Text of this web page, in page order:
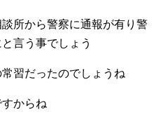
所から警察に通報が有り警
言う事でしょう
習だったのでしょうね
からね